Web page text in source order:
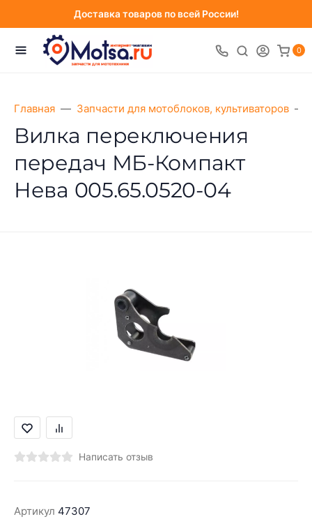
Доставка товаров по всей России!
0
Главная Запчасти для мотоблоков, культиваторов
Вилкa переключения
передaч МБ-Компaкт
Невa 005.65.0520-04
Написать отзыв
Артикул 47307